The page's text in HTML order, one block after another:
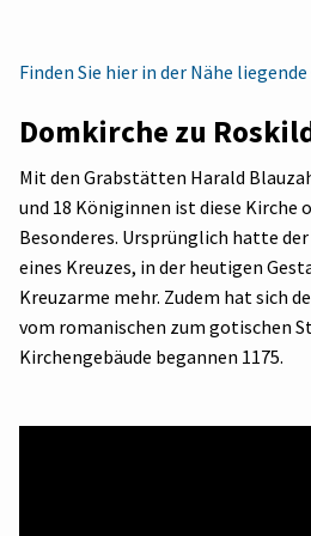
Finden Sie hier in der Nähe
Domkirche zu
Mit den Grabstätten Harald
und 18 Königinnen ist diese Kirche
Besonderes. Ursprünglich hatte
eines Kreuzes, in der heutigen
Kreuzarme mehr. Zudem hat sich
vom romanischen zum gotischen
Kirchengebäude begannen 1175.